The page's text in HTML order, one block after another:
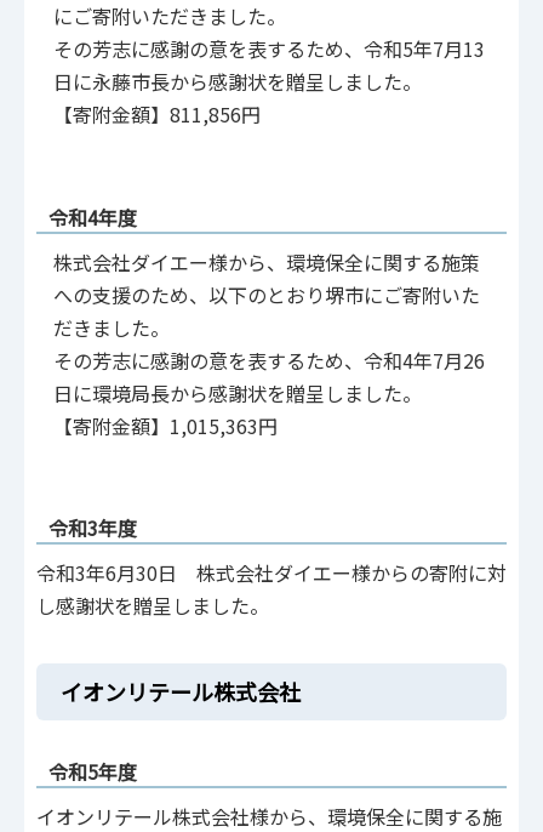
にご寄附いただきました。
その芳志に感謝の意を表するため、令和5年7月13
日に永藤市長から感謝状を贈呈しました。
【寄附金額】811,856円
令和4年度
株式会社ダイエー様から、環境保全に関する施策
への支援のため、以下のとおり堺市にご寄附いた
だきました。
その芳志に感謝の意を表するため、令和4年7月26
日に環境局長から感謝状を贈呈しました。
【寄附金額】1,015,363円
令和3年度
令和3年6月30日 株式会社ダイエー様からの寄附に対
し感謝状を贈呈しました。
イオンリテール株式会社
令和5年度
イオンリテール株式会社様から、環境保全に関する施